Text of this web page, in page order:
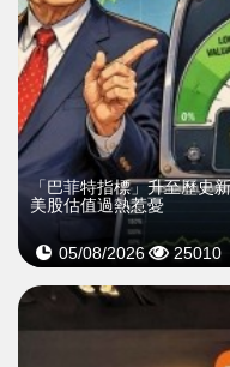
「巴菲特指標」升至歷史
美股估值過熱惹憂
05/08/2026 25010